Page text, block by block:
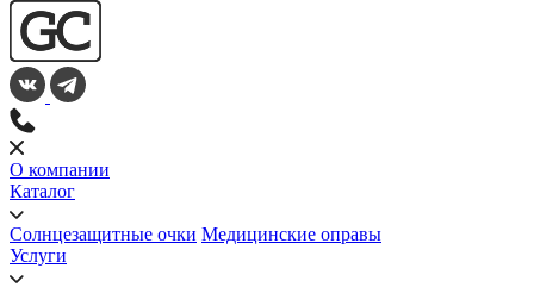
О компании
Каталог
Солнцезащитные очки Медицинские оправы
Услуги